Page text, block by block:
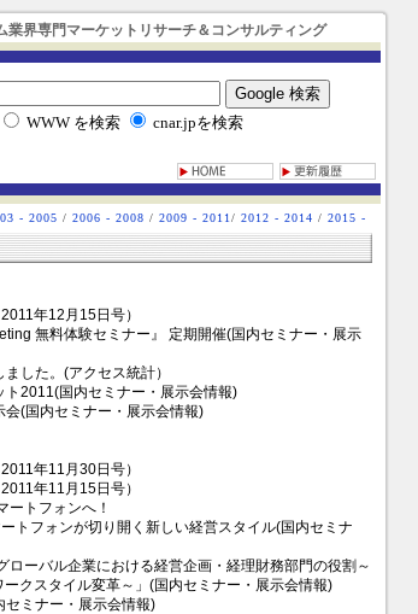
界専門マーケットリサーチ＆コンサルティング
WWW を検索 cnar.jpを検索
- 2005 / 2006 - 2008 / 2009 - 2011 / 2012 - 2014 / 2015 -
年12月15日号）
無料体験セミナー』 定期開催(国内セミナー・展示
した。(アクセス統計）
2011(国内セミナー・展示会情報)
(国内セミナー・展示会情報)
年11月30日号）
年11月15日号）
ートフォンへ！
トフォンが切り開く新しい経営スタイル(国内セミナ
ローバル企業における経営企画・経理財務部門の役割～
クスタイル変革～」(国内セミナー・展示会情報)
ミナー・展示会情報)